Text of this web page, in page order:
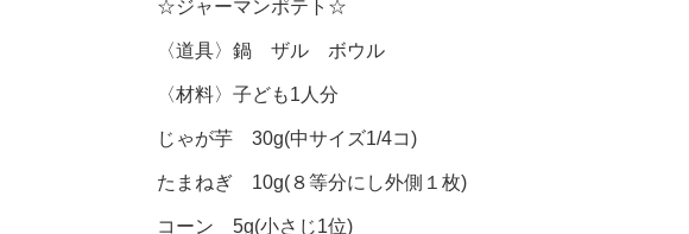
☆ジャーマンポテト☆
〈道具〉鍋 ザル ボウル
〈材料〉子ども1人分
じゃが芋 30g(中サイズ1/4コ)
たまねぎ 10g(８等分にし外側１枚)
コーン 5g(小さじ1位)